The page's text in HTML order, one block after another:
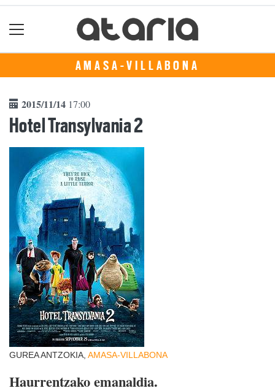
AMASA-VILLABONA
2015/11/14 17:00
Hotel Transylvania 2
GUREA ANTZOKIA, AMASA-VILLABONA
Haurrentzako emanaldia.